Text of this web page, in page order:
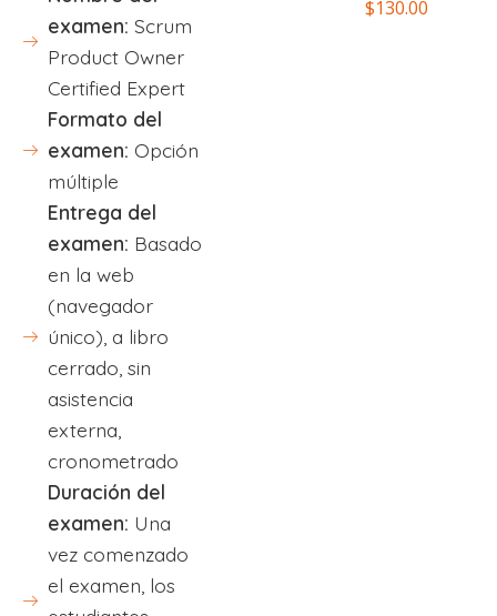
examen: Scrum
Product Owner
Certified Expert
Formato del
examen: Opción
múltiple
Entrega del
examen: Basado
en la web
(navegador
único), a libro
cerrado, sin
asistencia
externa,
cronometrado
Duración del
examen: Una
vez comenzado
el examen, los
$130.00